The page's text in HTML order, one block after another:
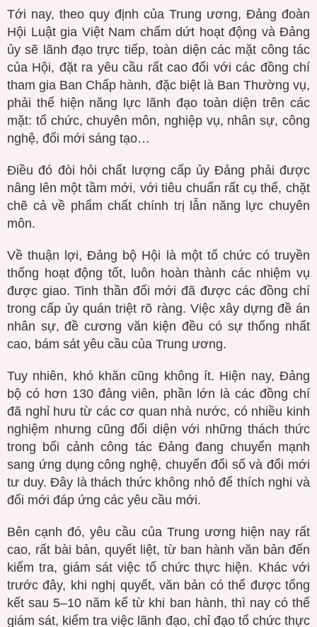
Tới nay, theo quy định của Trung ương, Đảng đoàn
Hội Luật gia Việt Nam chấm dứt hoạt động và Đảng
ủy sẽ lãnh đạo trực tiếp, toàn diện các mặt công tác
của Hội, đặt ra yêu cầu rất cao đối với các đồng chí
tham gia Ban Chấp hành, đặc biệt là Ban Thường vụ,
phải thể hiện năng lực lãnh đạo toàn diện trên các
mặt: tổ chức, chuyên môn, nghiệp vụ, nhân sự, công
nghệ, đổi mới sáng tạo…
Điều đó đòi hỏi chất lượng cấp ủy Đảng phải được
nâng lên một tầm mới, với tiêu chuẩn rất cụ thể, chặt
chẽ cả về phẩm chất chính trị lẫn năng lực chuyên
môn.
Về thuận lợi, Đảng bộ Hội là một tổ chức có truyền
thống hoạt động tốt, luôn hoàn thành các nhiệm vụ
được giao. Tinh thần đổi mới đã được các đồng chí
trong cấp ủy quán triệt rõ ràng. Việc xây dựng đề án
nhân sự, đề cương văn kiện đều có sự thống nhất
cao, bám sát yêu cầu của Trung ương.
Tuy nhiên, khó khăn cũng không ít. Hiện nay, Đảng
bộ có hơn 130 đảng viên, phần lớn là các đồng chí
đã nghỉ hưu từ các cơ quan nhà nước, có nhiều kinh
nghiệm nhưng cũng đối diện với những thách thức
trong bối cảnh công tác Đảng đang chuyển mạnh
sang ứng dụng công nghệ, chuyển đổi số và đổi mới
tư duy. Đây là thách thức không nhỏ để thích nghi và
đổi mới đáp ứng các yêu cầu mới.
Bên cạnh đó, yêu cầu của Trung ương hiện nay rất
cao, rất bài bản, quyết liệt, từ ban hành văn bản đến
kiểm tra, giám sát việc tổ chức thực hiện. Khác với
trước đây, khi nghị quyết, văn bản có thể được tổng
kết sau 5–10 năm kể từ khi ban hành, thì nay có thể
giám sát, kiểm tra việc lãnh đạo, chỉ đạo tổ chức thực